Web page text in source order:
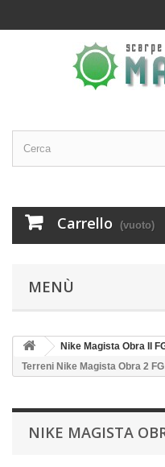
Carrello (vuoto)
MENÙ
Nike Magista Obra II
Terreni Nike Magista Obra 2
NIKE MAGISTA